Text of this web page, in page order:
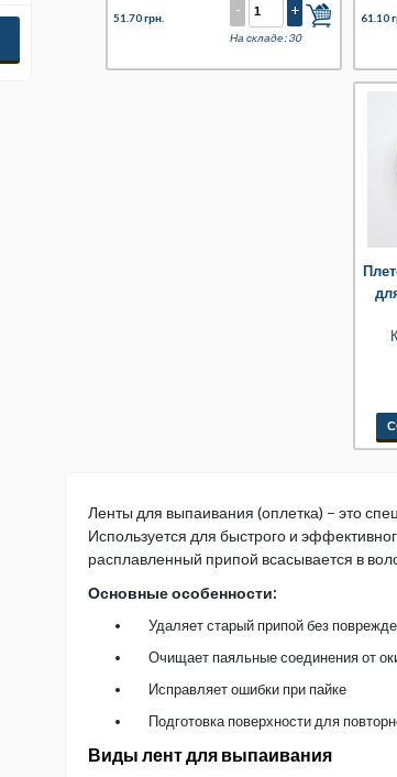
51.70 грн. - +
На складе: 30
61.10
Ленты для выпаивания (оплетка) – это
Используется для быстрого и
расплавленный припой всасывается в
Основные особенности:
Удаляет старый припой без
Очищает паяльные соединения от
Исправляет ошибки при пайке
Подготовка поверхности для
Виды лент для выпаивания